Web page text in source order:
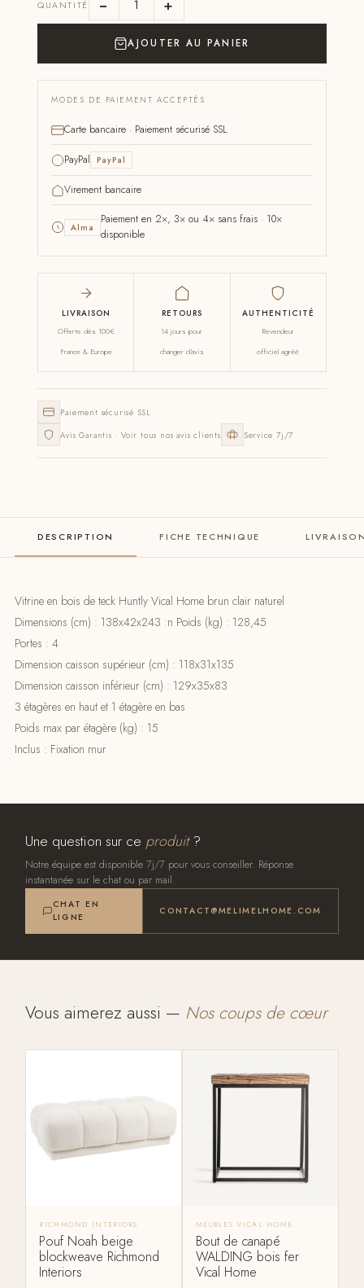
QUANTITÉ − +
AJOUTER AU PANIER
MODES DE PAIEMENT ACCEPTÉS
Carte bancaire · Paiement sécurisé SSL
PayPal PayPal
Virement bancaire
Alma
Paiement en 2×, 3× ou 4× sans frais · 10×
disponible
LIVRAISON
Offerte dès 100€
France & Europe
RETOURS
14 jours pour
changer d'avis
AUTHENTICITÉ
Revendeur
officiel agréé
Paiement sécurisé SSL
Avis Garantis · Voir tous nos avis clients
Service 7j/7
DESCRIPTION FICHE TECHNIQUE
Vitrine en bois de teck Huntly Vical Home brun clair naturel
Dimensions (cm) : 138x42x243 :n Poids (kg) : 128,45
Portes : 4
Dimension caisson supérieur (cm) : 118x31x135
Dimension caisson inférieur (cm) : 129x35x83
3 étagères en haut et 1 étagère en bas
Poids max par étagère (kg) : 15
Inclus : Fixation mur
Une question sur ce produit?
Notre équipe est disponible 7j/7 pour vous conseiller. Réponse
instantanée sur le chat ou par mail.
CHAT EN
LIGNE
CONTACT@MELIMELHOME.COM
Vous aimerez aussi — Nos coups de cœur
RICHMOND INTERIORS
Pouf Noah beige
blockweave Richmond
Interiors
MEUBLES VICAL HOME
Bout de canapé
WALDING bois fer
Vical Home